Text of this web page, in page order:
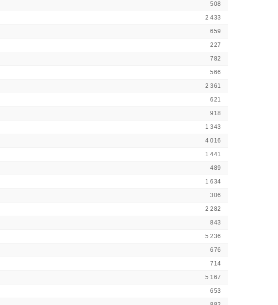
508
2 433
659
227
782
566
2 361
621
918
1 343
4 016
1 441
489
1 634
306
2 282
843
5 236
676
714
5 167
653